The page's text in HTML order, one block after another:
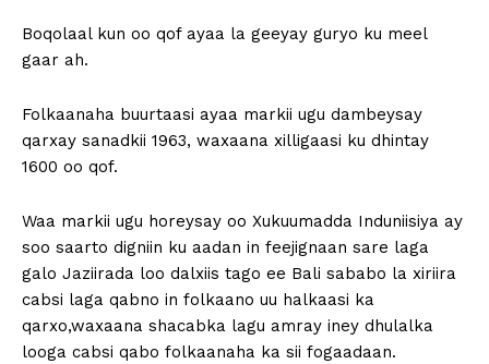
Boqolaal kun oo qof ayaa la geeyay guryo ku meel
gaar ah.
Folkaanaha buurtaasi ayaa markii ugu dambeysay
qarxay sanadkii 1963, waxaana xilligaasi ku dhintay
1600 oo qof.
Waa markii ugu horeysay oo Xukuumadda Induniisiya ay
soo saarto digniin ku aadan in feejignaan sare laga
galo Jaziirada loo dalxiis tago ee Bali sababo la xiriira
cabsi laga qabno in folkaano uu halkaasi ka
qarxo,waxaana shacabka lagu amray iney dhulalka
looga cabsi qabo folkaanaha ka sii fogaadaan.